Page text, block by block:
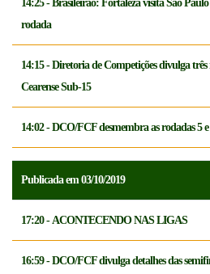
14:25 - Brasileirão: Fortaleza visita São
rodada
14:15 - Diretoria de Competições divulga
Cearense Sub-15
14:02 - DCO/FCF desmembra as rodadas 5
Publicada em 03/10/2019
17:20 - ACONTECENDO NAS LIGAS
16:59 - DCO/FCF divulga detalhes das